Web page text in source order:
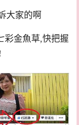
大家的啊
彩金魚草,快把握